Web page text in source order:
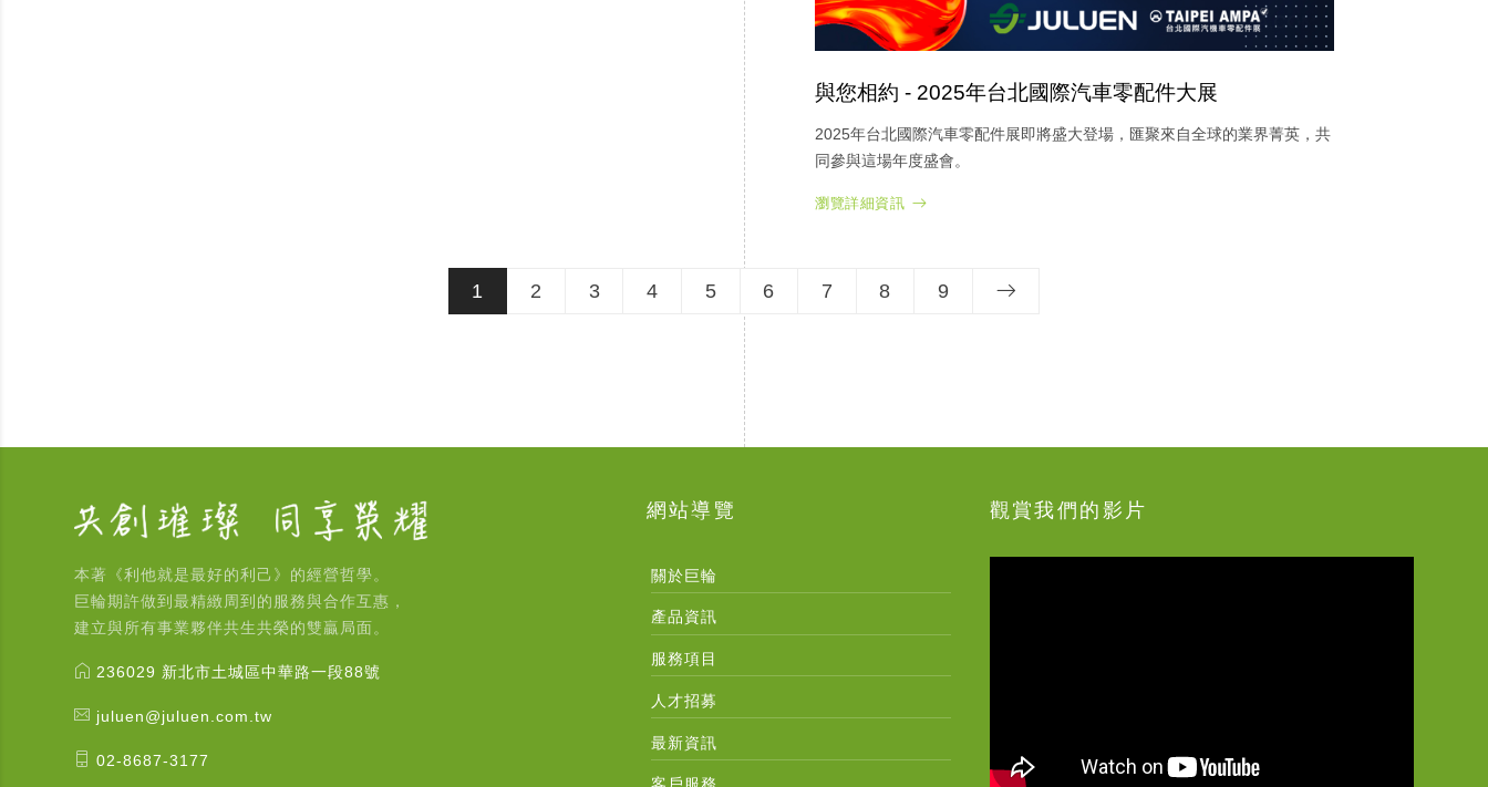
與您相約 - 2025年台北國際汽車零配件大展
2025年台北國際汽車零配件展即將盛大登場，匯聚來自全球的業界菁英，共
同參與這場年度盛會。
瀏覽詳細資訊
1 2 3 4 5 6 7 8 9
本著《利他就是最好的利己》的經營哲學。
巨輪期許做到最精緻周到的服務與合作互惠，
建立與所有事業夥伴共生共榮的雙贏局面。
236029 新北市土城區中華路一段88號
juluen@juluen.com.tw
02-8687-3177
網站導覽
關於巨輪
產品資訊
服務項目
人才招募
最新資訊
觀賞我們的影片